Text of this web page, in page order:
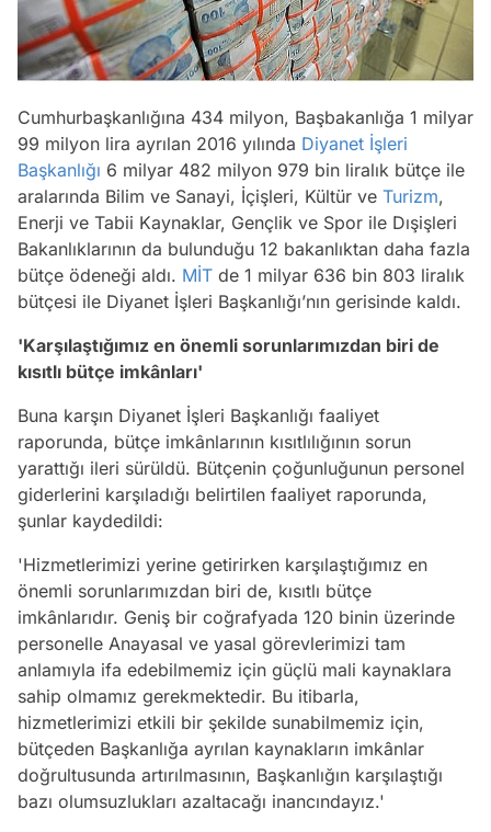
Cumhurbaşkanlığına 434 milyon, Başbakanlığa 1 milyar
99 milyon lira ayrılan 2016 yılında Diyanet İşleri
Başkanlığı 6 milyar 482 milyon 979 bin liralık bütçe ile
aralarında Bilim ve Sanayi, İçişleri, Kültür ve Turizm,
Enerji ve Tabii Kaynaklar, Gençlik ve Spor ile Dışişleri
Bakanlıklarının da bulunduğu 12 bakanlıktan daha fazla
bütçe ödeneği aldı. MİT de 1 milyar 636 bin 803 liralık
bütçesi ile Diyanet İşleri Başkanlığı’nın gerisinde kaldı.
'Karşılaştığımız en önemli sorunlarımızdan biri de
kısıtlı bütçe imkânları'
Buna karşın Diyanet İşleri Başkanlığı faaliyet
raporunda, bütçe imkânlarının kısıtlılığının sorun
yarattığı ileri sürüldü. Bütçenin çoğunluğunun personel
giderlerini karşıladığı belirtilen faaliyet raporunda,
şunlar kaydedildi:
'Hizmetlerimizi yerine getirirken karşılaştığımız en
önemli sorunlarımızdan biri de, kısıtlı bütçe
imkânlarıdır. Geniş bir coğrafyada 120 binin üzerinde
personelle Anayasal ve yasal görevlerimizi tam
anlamıyla ifa edebilmemiz için güçlü mali kaynaklara
sahip olmamız gerekmektedir. Bu itibarla,
hizmetlerimizi etkili bir şekilde sunabilmemiz için,
bütçeden Başkanlığa ayrılan kaynakların imkânlar
doğrultusunda artırılmasının, Başkanlığın karşılaştığı
bazı olumsuzlukları azaltacağı inancındayız.'